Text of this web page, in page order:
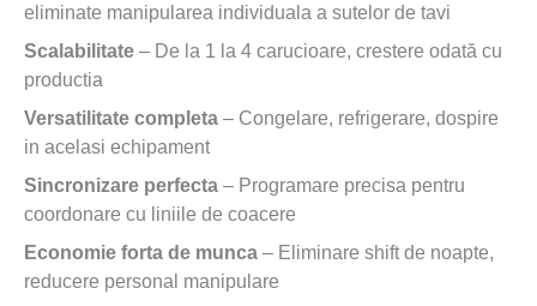
eliminate manipularea individuala a sutelor de tavi
Scalabilitate – De la 1 la 4 carucioare, crestere odată cu
productia
Versatilitate completa – Congelare, refrigerare, dospire
in acelasi echipament
Sincronizare perfecta – Programare precisa pentru
coordonare cu liniile de coacere
Economie forta de munca – Eliminare shift de noapte,
reducere personal manipulare